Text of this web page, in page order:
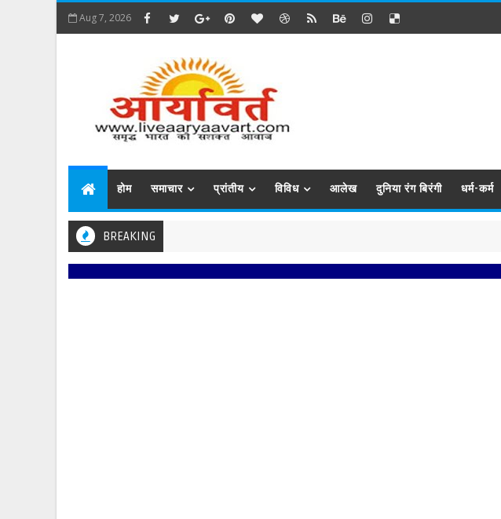
Aug 7, 2026
होम समाचार प्रांतीय विविध आलेख दुनिया रंग बिरंगी धर्म-कर्म
BREAKING